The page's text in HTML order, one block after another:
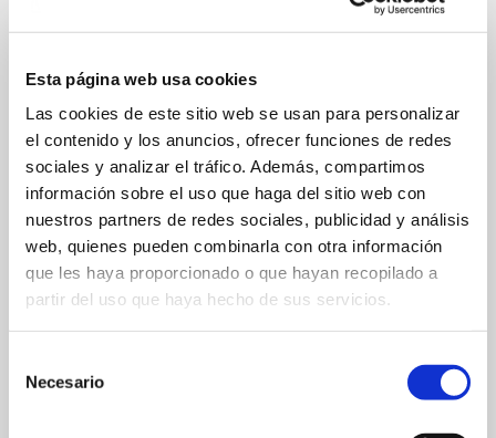
Esta página web usa cookies
Las cookies de este sitio web se usan para personalizar
el contenido y los anuncios, ofrecer funciones de redes
sociales y analizar el tráfico. Además, compartimos
información sobre el uso que haga del sitio web con
nuestros partners de redes sociales, publicidad y análisis
web, quienes pueden combinarla con otra información
que les haya proporcionado o que hayan recopilado a
partir del uso que haya hecho de sus servicios.
Necesario
ACTIVIDADES CON LOS GIGANTES
La exposición no será la única actividad relacionada
con los Gigantes y Cabezudos de Bilbao:
“Baile de Gigantes”. La Villa acogerá esta
actividad a cargo de la konpartsa Ondalan los
viernes de julio, en concreto los días 8,15, 22 y 29,